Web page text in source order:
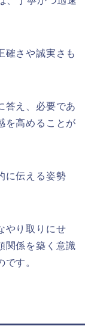
確さや誠実さも
答え、必要であ
を高めることが
に伝える姿勢
やり取りにせ
関係を築く意識
す。